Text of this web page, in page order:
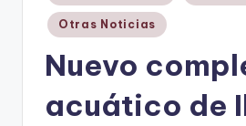
en
Otras Noticias
Nuevo
acuático de